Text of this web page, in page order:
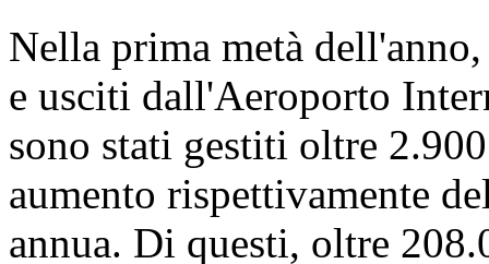
Nella prima metà
e usciti dall'Aeroporto
sono stati gestiti oltre
aumento rispettivamente
annua. Di questi, oltre